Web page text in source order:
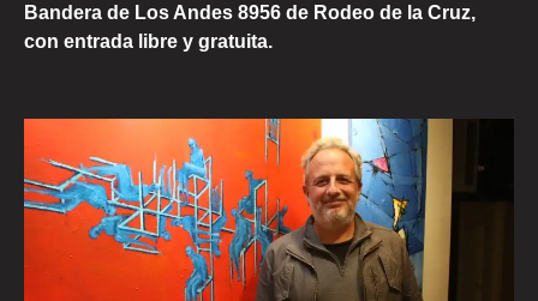
Bandera de Los Andes 8956 de Rodeo de la Cruz,
con entrada libre y gratuita.